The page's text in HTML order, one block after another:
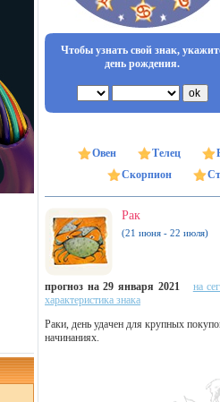
Чтобы узнать свой знак,
день рождения.
Овен Телец
Скорпион
Рак
(21 июня - 22 июля)
прогноз на 29 января 2021
на
характеристика знака
Раки, день удачен для крупных
начинаниях.